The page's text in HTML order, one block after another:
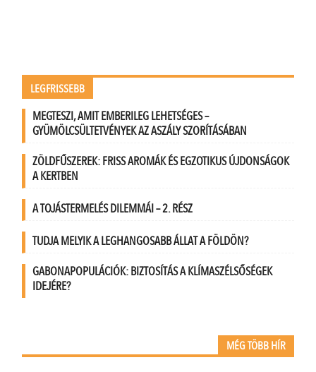
LEGFRISSEBB
MEGTESZI, AMIT EMBERILEG LEHETSÉGES –
GYÜMÖLCSÜLTETVÉNYEK AZ ASZÁLY SZORÍTÁSÁBAN
ZÖLDFŰSZEREK: FRISS AROMÁK ÉS EGZOTIKUS ÚJDONSÁGOK
A KERTBEN
A TOJÁSTERMELÉS DILEMMÁI – 2. RÉSZ
TUDJA MELYIK A LEGHANGOSABB ÁLLAT A FÖLDÖN?
GABONAPOPULÁCIÓK: BIZTOSÍTÁS A KLÍMASZÉLSŐSÉGEK
IDEJÉRE?
MÉG TÖBB HÍR